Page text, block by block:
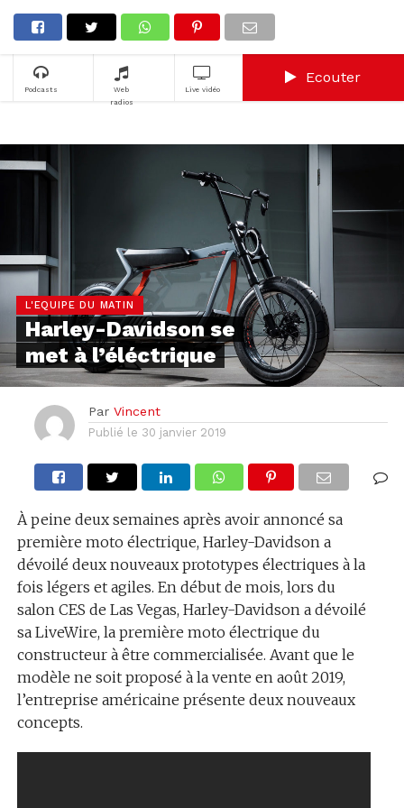
Podcasts
Web
radios
Live vidéo
Ecouter
L'EQUIPE DU MATIN
Harley-Davidson se
met à l’éléctrique
Par Vincent
Publié le 30 janvier 2019
À peine deux semaines après avoir annoncé sa
première moto électrique, Harley-Davidson a
dévoilé deux nouveaux prototypes électriques à la
fois légers et agiles. En début de mois, lors du
salon CES de Las Vegas, Harley-Davidson a dévoilé
sa LiveWire, la première moto électrique du
constructeur à être commercialisée. Avant que le
modèle ne soit proposé à la vente en août 2019,
l’entreprise américaine présente deux nouveaux
concepts.